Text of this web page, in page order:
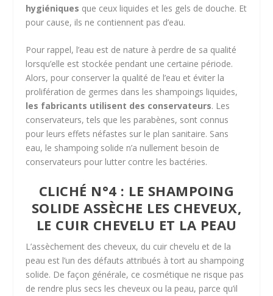
hygiéniques que ceux liquides et les gels de douche. Et
pour cause, ils ne contiennent pas d’eau.
Pour rappel, l’eau est de nature à perdre de sa qualité
lorsqu’elle est stockée pendant une certaine période.
Alors, pour conserver la qualité de l’eau et éviter la
prolifération de germes dans les shampoings liquides,
les fabricants utilisent des conservateurs. Les
conservateurs, tels que les parabènes, sont connus
pour leurs effets néfastes sur le plan sanitaire. Sans
eau, le shampoing solide n’a nullement besoin de
conservateurs pour lutter contre les bactéries.
CLICHÉ N°4 : LE SHAMPOING
SOLIDE ASSÈCHE LES CHEVEUX,
LE CUIR CHEVELU ET LA PEAU
L’assèchement des cheveux, du cuir chevelu et de la
peau est l’un des défauts attribués à tort au shampoing
solide. De façon générale, ce cosmétique ne risque pas
de rendre plus secs les cheveux ou la peau, parce qu’il